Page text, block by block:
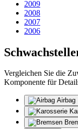
2009
2008
2007
2006
Vergleichen Sie die
Komponente für
Airbag